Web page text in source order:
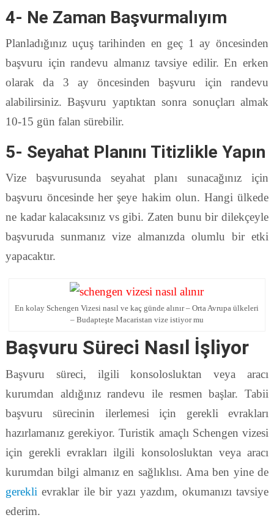
4- Ne Zaman Başvurmalıyım
Planladığınız uçuş tarihinden en geç 1 ay öncesinden
başvuru için randevu almanız tavsiye edilir. En erken
olarak da 3 ay öncesinden başvuru için randevu
alabilirsiniz. Başvuru yaptıktan sonra sonuçları almak
10-15 gün falan sürebilir.
5- Seyahat Planını Titizlikle Yapın
Vize başvurusunda seyahat planı sunacağınız için
başvuru öncesinde her şeye hakim olun. Hangi ülkede
ne kadar kalacaksınız vs gibi. Zaten bunu bir dilekçeyle
başvuruda sunmanız vize almanızda olumlu bir etki
yapacaktır.
En kolay Schengen Vizesi nasıl ve kaç günde alınır – Orta Avrupa ülkeleri
– Budapteşte Macaristan vize istiyor mu
Başvuru Süreci Nasıl İşliyor
Başvuru süreci, ilgili konsolosluktan veya aracı
kurumdan aldığınız randevu ile resmen başlar. Tabii
başvuru sürecinin ilerlemesi için gerekli evrakları
hazırlamanız gerekiyor. Turistik amaçlı Schengen vizesi
için gerekli evrakları ilgili konsolosluktan veya aracı
kurumdan bilgi almanız en sağlıklısı. Ama ben yine de
gereklievraklar ile bir yazı yazdım, okumanızı tavsiye
ederim.